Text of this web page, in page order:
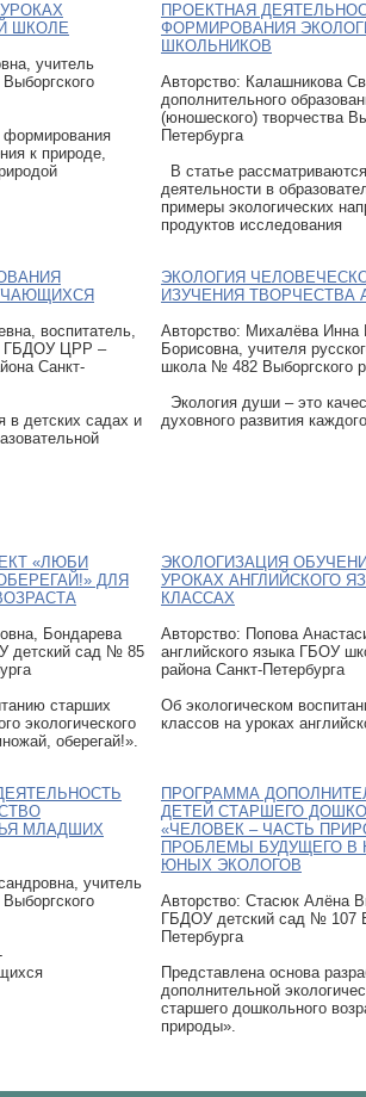
ШКОЛЕ
учитель
формирования
к природе,
ПРОЕКТНАЯ
ФОРМИРОВАНИЯ
ШКОЛЬНИКОВ
Авторcтво: Калашникова
дополнительного
(юношеского) творчества
Петербурга
В статье
деятельности в
примеры экологических
продуктов исследования
воспитатель,
ГБДОУ ЦРР –
Санкт-
в детских садах и
ЭКОЛОГИЯ
ИЗУЧЕНИЯ ТВОРЧЕСТВА
Авторcтво: Михалёва
Борисовна, учителя
школа № 482 Выборгского
Экология души – это
духовного развития
«ЛЮБИ
ДЛЯ
Бондарева
детский сад № 85
старших
экологического
оберегай!».
ЭКОЛОГИЗАЦИЯ
УРОКАХ АНГЛИЙСКОГО
КЛАССАХ
Авторcтво: Попова
английского языка ГБОУ
района Санкт-Петербурга
Об экологическом
классов на уроках
МЛАДШИХ
учитель
ПРОГРАММА
ДЕТЕЙ СТАРШЕГО
«ЧЕЛОВЕК – ЧАСТЬ
ПРОБЛЕМЫ БУДУЩЕГО В
ЮНЫХ ЭКОЛОГОВ
Авторcтво: Стасюк Алёна
ГБДОУ детский сад № 107
Петербурга
Представлена основа
дополнительной
старшего дошкольного
природы».